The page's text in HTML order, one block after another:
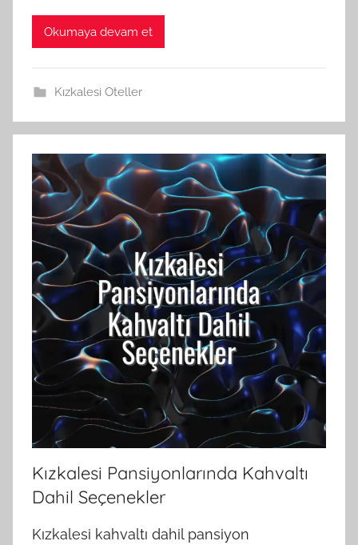
Okumaya devam et
Kızkalesi Oteller
Kızkalesi Pansiyonlarında Kahvaltı
Dahil Seçenekler
Kızkalesi kahvaltı dahil pansiyon